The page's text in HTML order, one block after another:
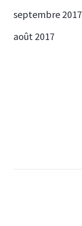
septembre 2017
août 2017